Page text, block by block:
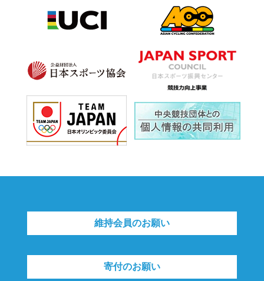
維持会員のお願い
寄付のお願い